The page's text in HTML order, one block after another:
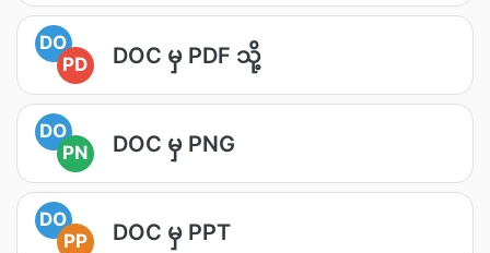
DO
PD
DOC မှ PDF သို့
DO
PN
DOC မှ PNG
DO
PP
DOC မှ PPT